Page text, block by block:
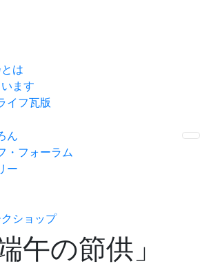
は
ます
イフ瓦版
ん
・フォーラム
ー
ショップ
午の節供」